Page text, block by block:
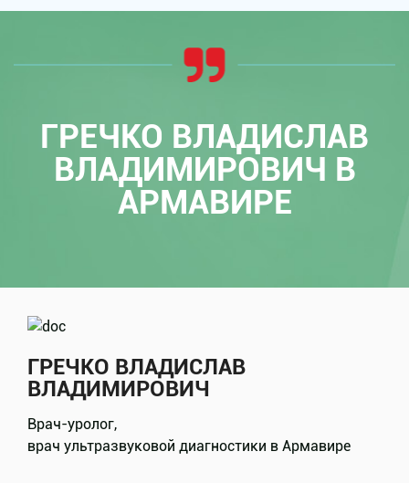
ГРЕЧКО ВЛАДИСЛАВ
ВЛАДИМИРОВИЧ В
АРМАВИРЕ
ГРЕЧКО ВЛАДИСЛАВ
ВЛАДИМИРОВИЧ
Врач-уролог,
врач ультразвуковой диагностики в Армавире